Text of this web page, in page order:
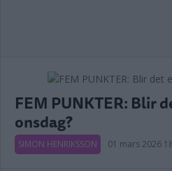
FEM PUNKTER: Blir
onsdag?
SIMON HENRIKSSON 01 mars 2026